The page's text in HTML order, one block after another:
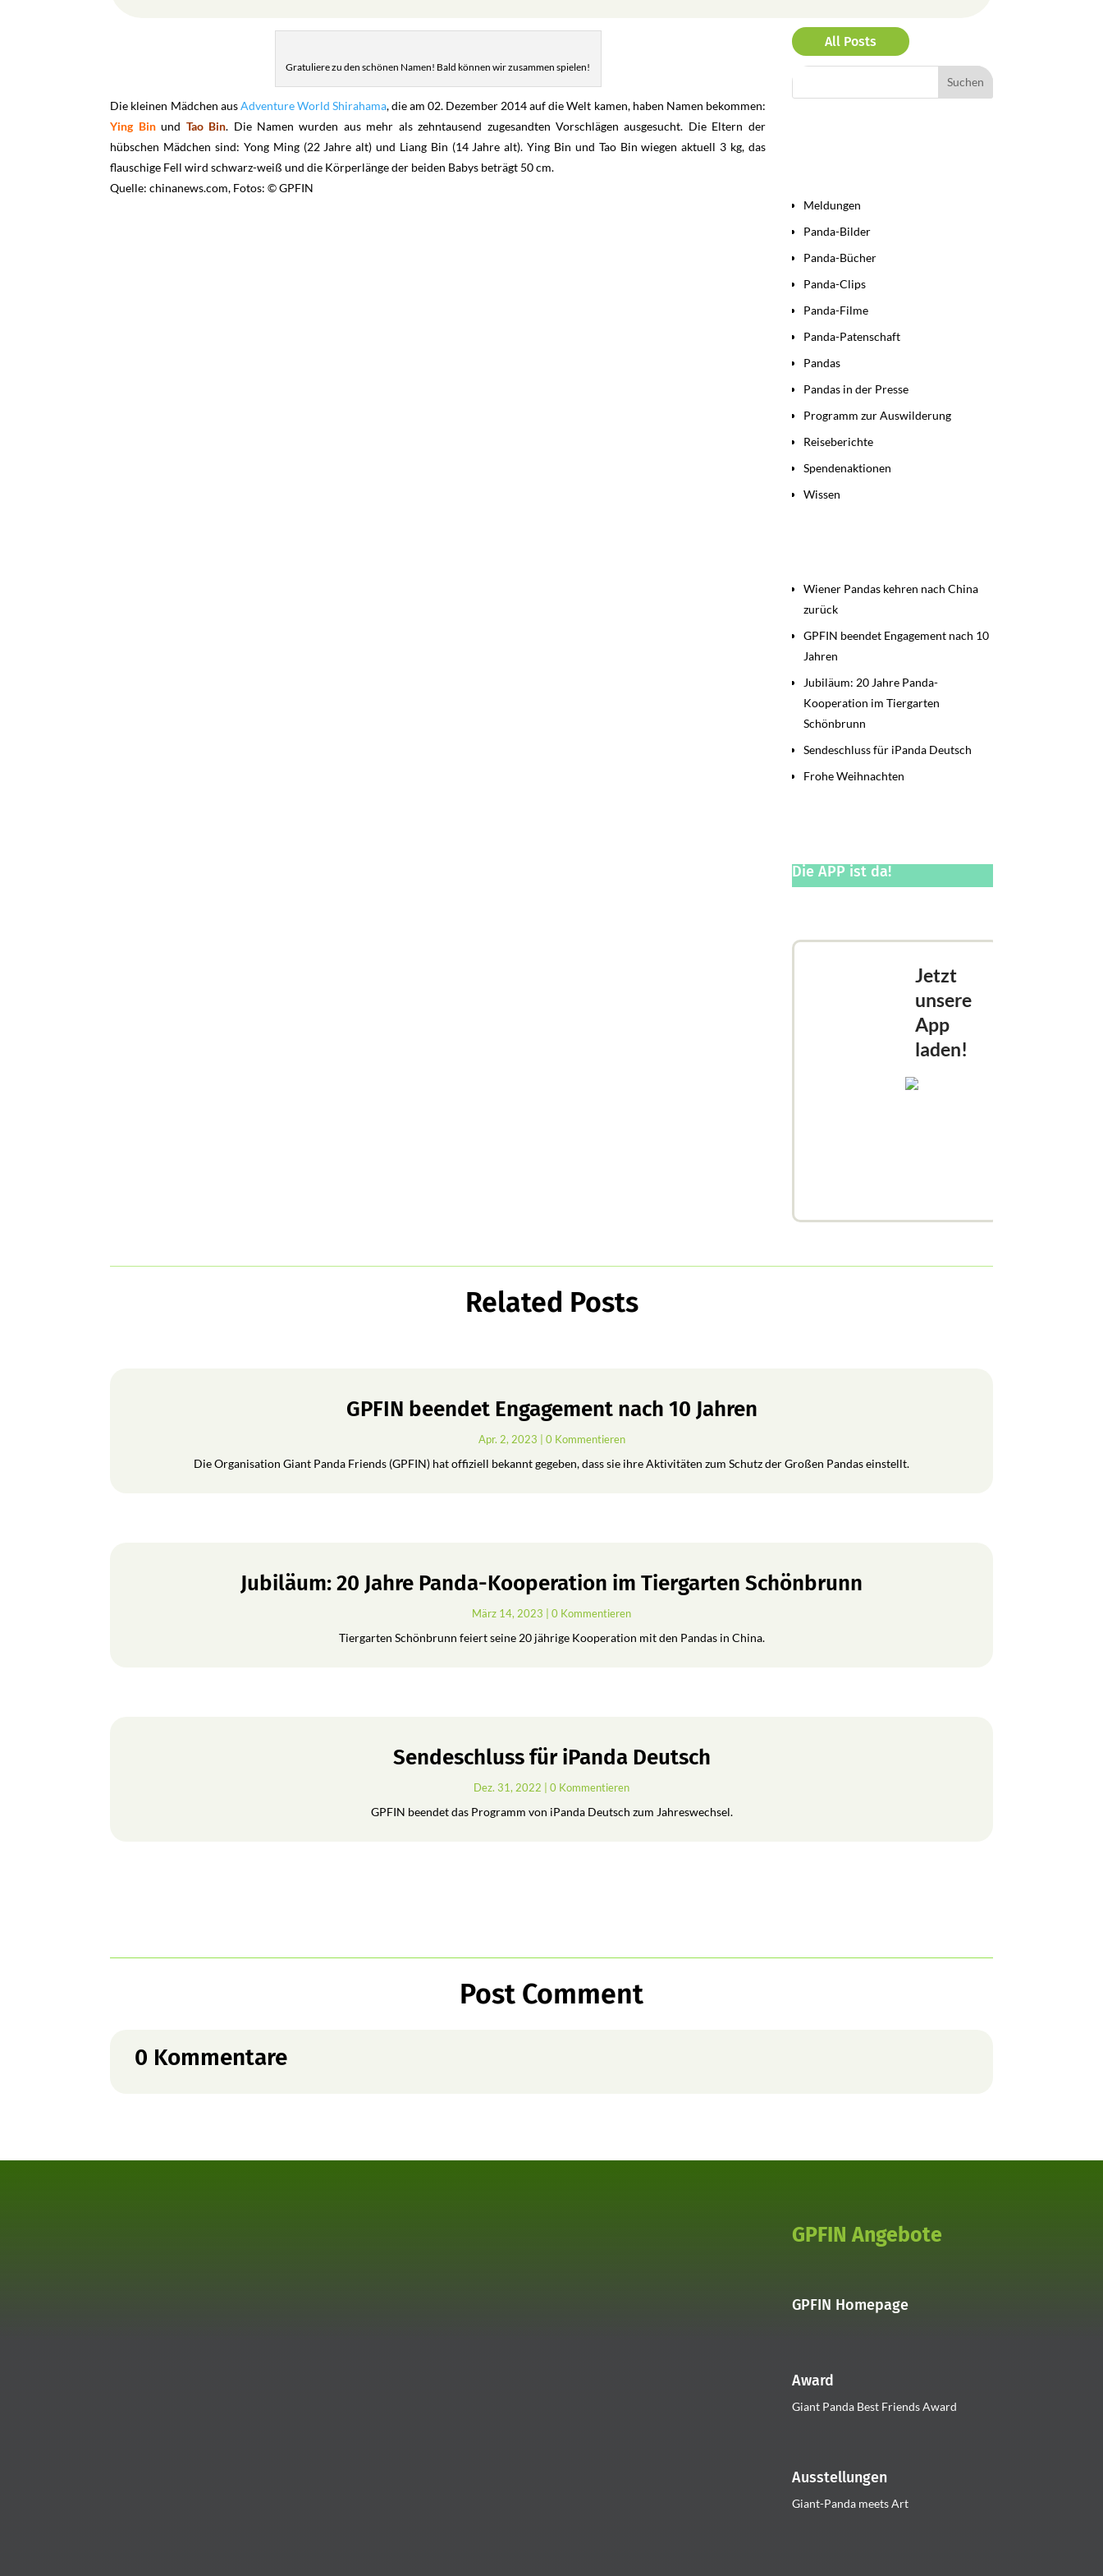
Gratuliere zu den schönen Namen! Bald können wir zusammen spielen!
Die kleinen Mädchen ausAdventure World Shirahama, die am 02. Dezember 2014 auf die Welt kamen, haben Namen bekommen:
Ying Bin und Tao Bin. Die Namen wurden aus mehr als zehntausend zugesandten Vorschlägen ausgesucht. Die Eltern der
hübschen Mädchen sind: Yong Ming (22 Jahre alt) und Liang Bin (14 Jahre alt). Ying Bin und Tao Bin wiegen aktuell 3 kg, das
flauschige Fell wird schwarz-weiß und die Körperlänge der beiden Babys beträgt 50 cm.
Quelle: chinanews.com, Fotos: © GPFIN
All Posts
Meldungen
Panda-Bilder
Panda-Bücher
Panda-Clips
Panda-Filme
Panda-Patenschaft
Pandas
Pandas in der Presse
Programm zur Auswilderung
Reiseberichte
Spendenaktionen
Wissen
Wiener Pandas kehren nach China
zurück
GPFIN beendet Engagement nach 10
Jahren
Jubiläum: 20 Jahre Panda-
Kooperation im Tiergarten
Schönbrunn
Sendeschluss für iPanda Deutsch
Frohe Weihnachten
Die APP ist da!
Jetzt
unsere
App
laden!
Related Posts
GPFIN beendet Engagement nach 10 Jahren
Apr. 2, 2023 | 0 Kommentieren
Die Organisation Giant Panda Friends (GPFIN) hat offiziell bekannt gegeben, dass sie ihre Aktivitäten zum Schutz der Großen Pandas einstellt.
Jubiläum: 20 Jahre Panda-Kooperation im Tiergarten Schönbrunn
März 14, 2023 | 0 Kommentieren
Tiergarten Schönbrunn feiert seine 20 jährige Kooperation mit den Pandas in China.
Sendeschluss für iPanda Deutsch
Dez. 31, 2022 | 0 Kommentieren
GPFIN beendet das Programm von iPanda Deutsch zum Jahreswechsel.
Post Comment
0 Kommentare
GPFIN Angebote
GPFIN Homepage
Award
Giant Panda Best Friends Award
Ausstellungen
Giant-Panda meets Art